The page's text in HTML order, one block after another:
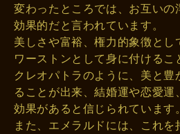
変わったところでは、お互いの
効果的だと言われています。
美しさや富裕、権力的象徴と
ワーストンとして身に付けるこ
クレオパトラのように、美と
ることが出来、結婚運や恋愛運
効果があると信じられています。
また、エメラルドには、これを